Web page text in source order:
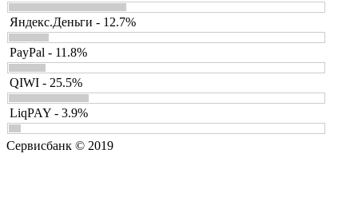
Яндекс.Деньги - 12.7%
PayPal - 11.8%
QIWI - 25.5%
LiqPAY - 3.9%
Сервисбанк © 2019